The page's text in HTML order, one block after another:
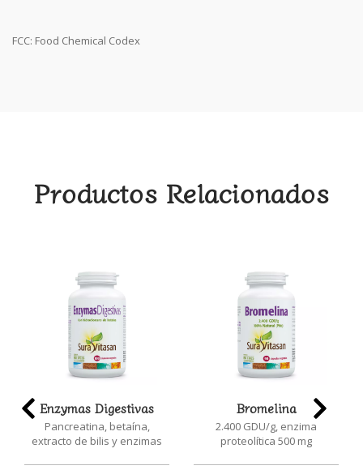
FCC: Food Chemical Codex
Productos Relacionados
Enzymas Digestivas
Pancreatina, betaína,
extracto de bilis y enzimas
Bromelina
2.400 GDU/g, enzima
proteolítica 500 mg